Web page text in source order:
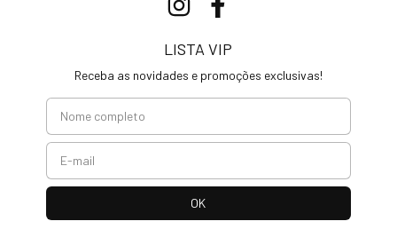
LISTA VIP
Receba as novidades e promoções exclusivas!